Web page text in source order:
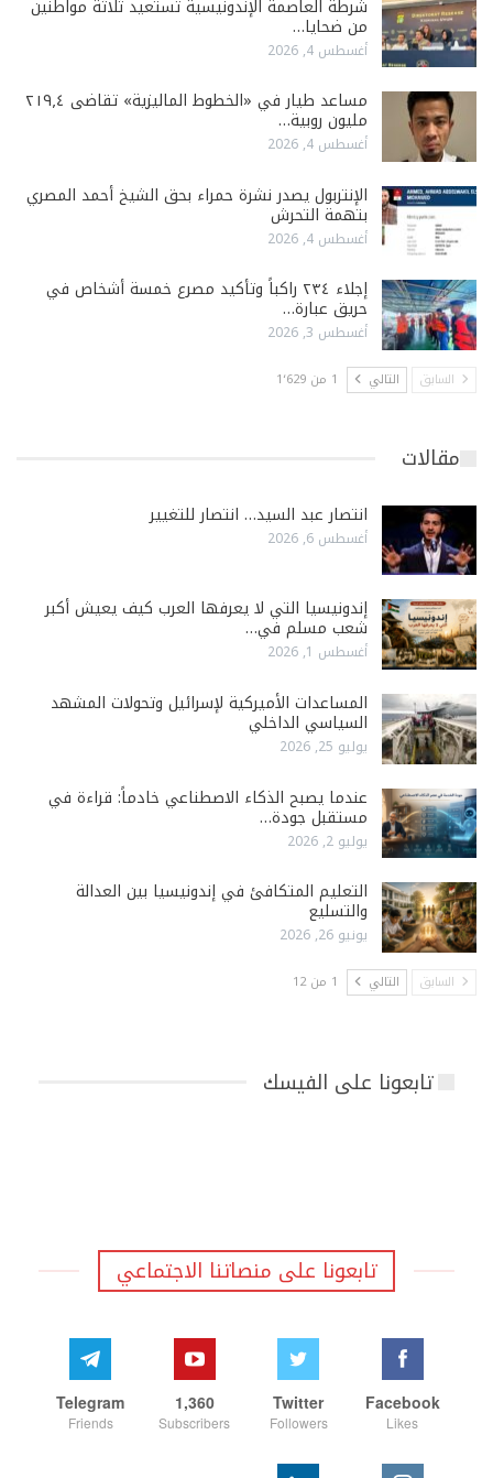
شرطة العاصمة الإندونيسية تستعيد ثلاثة مواطنين
من ضحايا…
أغسطس 4, 2026
مساعد طيار في «الخطوط الماليزية» تقاضى ٢١٩٫٤
مليون روبية…
أغسطس 4, 2026
الإنتربول يصدر نشرة حمراء بحق الشيخ أحمد المصري
بتهمة التحرش
أغسطس 4, 2026
إجلاء ٢٣٤ راكباً وتأكيد مصرع خمسة أشخاص في
حريق عبارة…
أغسطس 3, 2026
السابق التالي 1 من 1٬629
مقالات
انتصار عبد السيد… انتصار للتغيير
أغسطس 6, 2026
إندونيسيا التي لا يعرفها العرب كيف يعيش أكبر
شعب مسلم في…
أغسطس 1, 2026
المساعدات الأميركية لإسرائيل وتحولات المشهد
السياسي الداخلي
يوليو 25, 2026
عندما يصبح الذكاء الاصطناعي خادماً: قراءة في
مستقبل جودة…
يوليو 2, 2026
التعليم المتكافئ في إندونيسيا بين العدالة
والتسليع
يونيو 26, 2026
السابق التالي 1 من 12
تابعونا على الفيسك
تابعونا على منصاتنا الاجتماعي
Facebook
Likes
Twitter
Followers
1,360
Subscribers
Telegram
Friends